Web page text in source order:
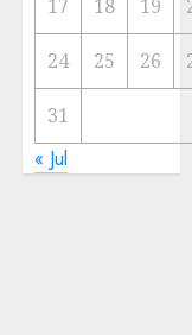
17 18 19
24 25 26
31
« Jul